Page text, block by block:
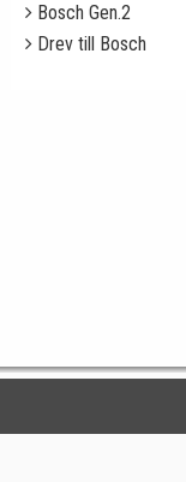
Bosch Gen.2
Drev till Bosch